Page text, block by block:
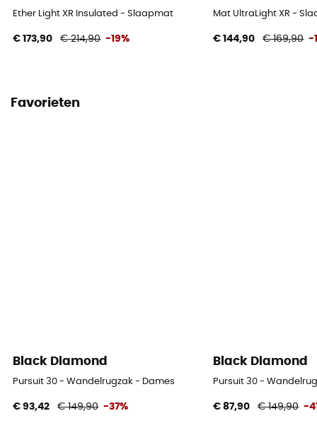
Ether Light XR Insulated - Slaapmat
€ 173,90 € 214,90 -19%
Mat UltraLight XR -
€ 144,90 € 169,90 -
Favorieten
Black Diamond
Pursuit 30 - Wandelrugzak - Dames
€ 93,42 € 149,90 -37%
Black Diamond
Pursuit 30 -
€ 87,90 € 149,90 -